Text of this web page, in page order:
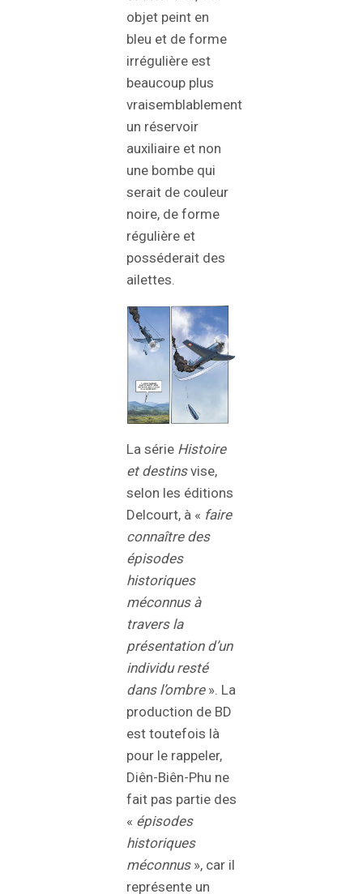
objet peint en
bleu et de forme
irrégulière est
beaucoup plus
vraisemblablement
un réservoir
auxiliaire et non
une bombe qui
serait de couleur
noire, de forme
régulière et
posséderait des
ailettes.
La série Histoire
et destinsvise,
selon les éditions
Delcourt, à « faire
connaître des
épisodes
historiques
méconnus à
travers la
présentation d’un
individu resté
dans l’ombre». La
production de BD
est toutefois là
pour le rappeler,
Diên-Biên-Phu ne
fait pas partie des
« épisodes
historiques
méconnus», car il
représente un